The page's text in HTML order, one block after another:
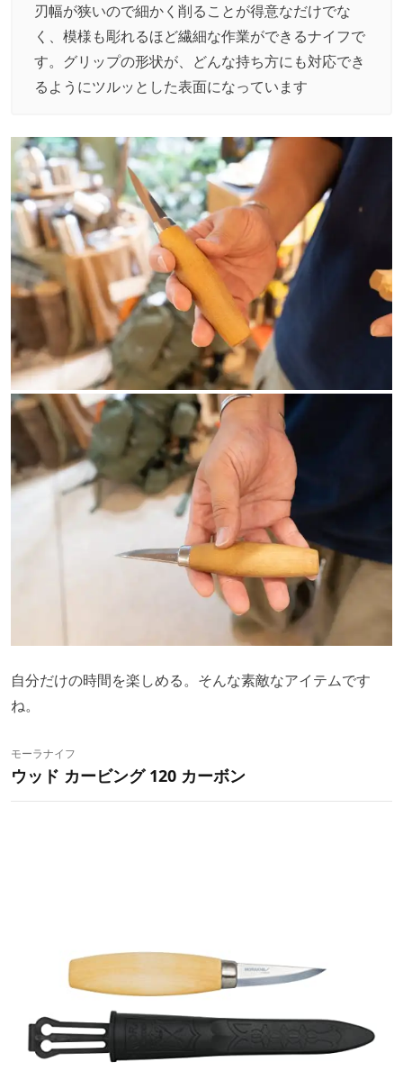
刃幅が狭いので細かく削ることが得意なだけでな
く、模様も彫れるほど繊細な作業ができるナイフで
す。グリップの形状が、どんな持ち方にも対応でき
るようにツルッとした表面になっています
自分だけの時間を楽しめる。そんな素敵なアイテムです
ね。
モーラナイフ
ウッド カービング 120 カーボン